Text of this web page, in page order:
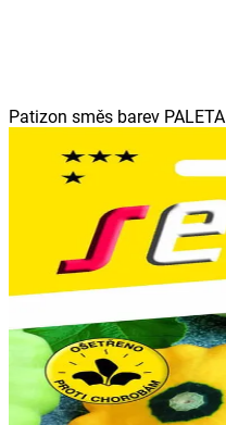
Patizon směs barev PALETA